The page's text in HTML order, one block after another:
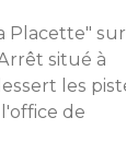
Placette"
situé à
les
de